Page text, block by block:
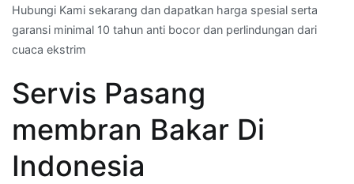
Telp
Kami
membran
waterproofing
Wilayah
Hubungi Kami sekarang dan dapatkan harga spesial serta
garansi minimal 10 tahun anti bocor dan perlindungan dari
cuaca ekstrim
Servis Pasang
membran Bakar Di
Indonesia